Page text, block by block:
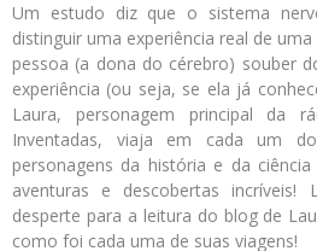
Um estudo diz que o sistema
distinguir uma experiência real de
pessoa (a dona do cérebro) souber
experiência (ou seja, se ela já
Laura, personagem principal da
Inventadas, viaja em cada um
personagens da história e da
aventuras e descobertas incríveis!
desperte para a leitura do blog de
como foi cada uma de suas viagens!